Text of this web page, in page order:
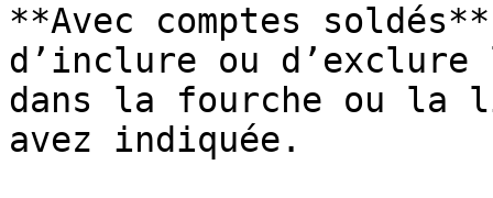
**Avec comptes
d’inclure ou d’exclure
dans la fourche ou la
avez indiquée.